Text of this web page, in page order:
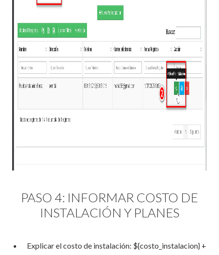
PASO 4: INFORMAR COSTO DE
INSTALACIÓN Y PLANES
Explicar el costo de instalación: ${costo_instalacion} +